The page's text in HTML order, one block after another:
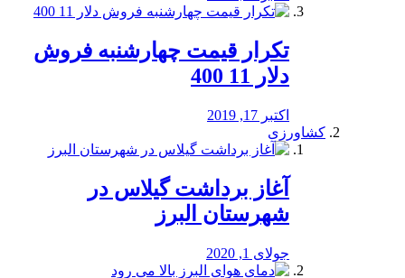
تکرار قیمت چهارشنبه فروش
دلار 11 400
اکتبر 17, 2019
کشاورزی
آغاز برداشت گیلاس در
شهرستان البرز
جولای 1, 2020